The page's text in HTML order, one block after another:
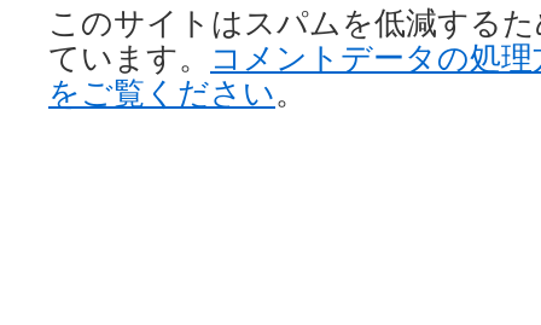
このサイトはスパムを低減するた
ています。
コメントデータの処
をご覧ください。